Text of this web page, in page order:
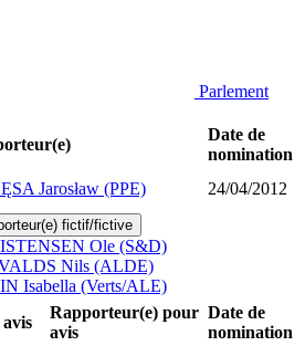
Parlement
Date de
nomination
Jarosław (PPE) 24/04/2012
fictif/fictive
Ole (S&D)
Nils (ALDE)
Isabella (Verts/ALE)
Rapporteur(e) pour
avis
Date de
nomination